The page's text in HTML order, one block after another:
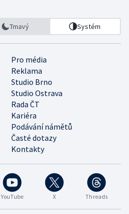
Tmavý Systém
Pro média
Reklama
Studio Brno
Studio Ostrava
Rada ČT
Kariéra
Podávání námětů
Časté dotazy
Kontakty
YouTube X Threads